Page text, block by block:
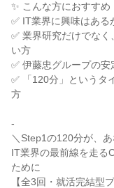
✨️ こんな方におすすめ
✅ IT業界に興味はあ
✅ 業界研究だけでな
い方
✅ 伊藤忠グループの
✅ 「120分」というタ
方
-
＼Step1の120分が、
IT業界の最前線を走る
ために
【全3回・就活完結型